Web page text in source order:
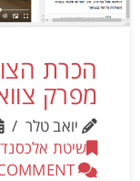
הכרת
מפרק
יואב טלר
שיטת
LEAVE A COMMENT